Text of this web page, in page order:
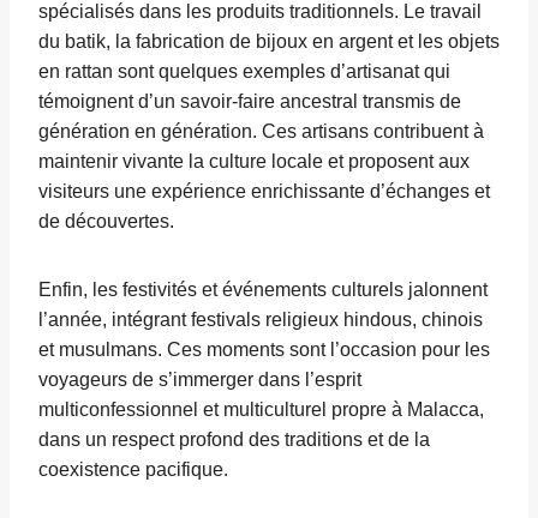
spécialisés dans les produits traditionnels. Le travail
du batik, la fabrication de bijoux en argent et les objets
en rattan sont quelques exemples d’artisanat qui
témoignent d’un savoir-faire ancestral transmis de
génération en génération. Ces artisans contribuent à
maintenir vivante la culture locale et proposent aux
visiteurs une expérience enrichissante d’échanges et
de découvertes.
Enfin, les festivités et événements culturels jalonnent
l’année, intégrant festivals religieux hindous, chinois
et musulmans. Ces moments sont l’occasion pour les
voyageurs de s’immerger dans l’esprit
multiconfessionnel et multiculturel propre à Malacca,
dans un respect profond des traditions et de la
coexistence pacifique.